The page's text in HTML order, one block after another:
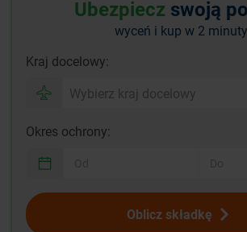
Ubezpiecz swoją
wyceń i kup w 2 minuty
Kraj docelowy:
Wybierz kraj docelowy
Okres ochrony:
Oblicz składkę